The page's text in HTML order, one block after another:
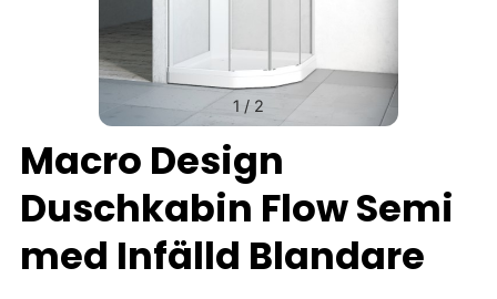
1 / 2
Macro Design
Duschkabin Flow Semi
med Infälld Blandare